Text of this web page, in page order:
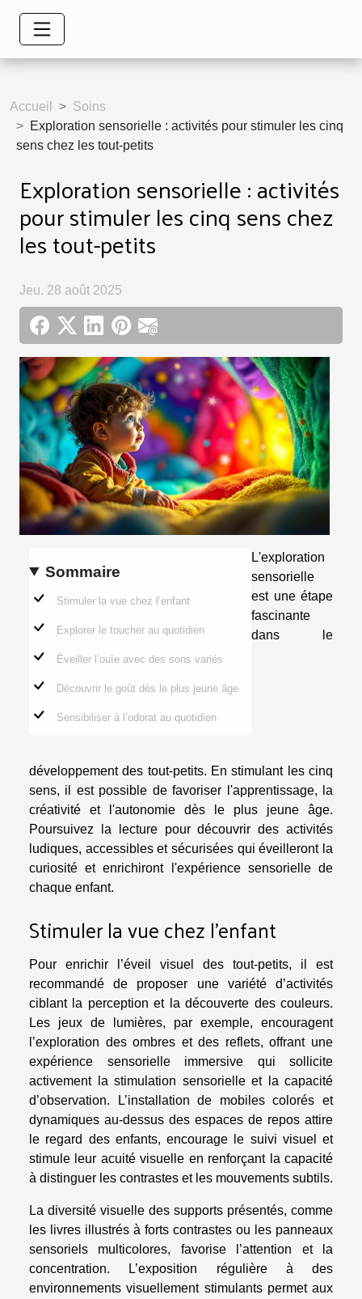
Accueil
Soins
Exploration sensorielle : activités pour stimuler les cinq
sens chez les tout-petits
Exploration sensorielle : activités
pour stimuler les cinq sens chez
les tout-petits
Jeu. 28 août 2025
Sommaire
Stimuler la vue chez l’enfant
Explorer le toucher au quotidien
Éveiller l’ouïe avec des sons variés
Découvrir le goût dès le plus jeune âge
Sensibiliser à l’odorat au quotidien
L'exploration
sensorielle
est une étape
fascinante
dans le
développement des tout-petits. En stimulant les cinq
sens, il est possible de favoriser l'apprentissage, la
créativité et l'autonomie dès le plus jeune âge.
Poursuivez la lecture pour découvrir des activités
ludiques, accessibles et sécurisées qui éveilleront la
curiosité et enrichiront l'expérience sensorielle de
chaque enfant.
Stimuler la vue chez l’enfant
Pour enrichir l’éveil visuel des tout-petits, il est
recommandé de proposer une variété d’activités
ciblant la perception et la découverte des couleurs.
Les jeux de lumières, par exemple, encouragent
l’exploration des ombres et des reflets, offrant une
expérience sensorielle immersive qui sollicite
activement la stimulation sensorielle et la capacité
d’observation. L’installation de mobiles colorés et
dynamiques au-dessus des espaces de repos attire
le regard des enfants, encourage le suivi visuel et
stimule leur acuité visuelle en renforçant la capacité
à distinguer les contrastes et les mouvements subtils.
La diversité visuelle des supports présentés, comme
les livres illustrés à forts contrastes ou les panneaux
sensoriels multicolores, favorise l’attention et la
concentration. L’exposition régulière à des
environnements visuellement stimulants permet aux